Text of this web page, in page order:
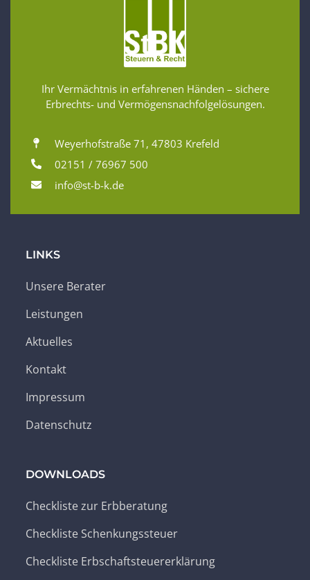
Ihr Vermächtnis in erfahrenen Händen – sichere
Erbrechts- und Vermögensnachfolgelösungen.
Weyerhofstraße 71, 47803 Krefeld
02151 / 76967 500
info@st-b-k.de
LINKS
Unsere Berater
Leistungen
Aktuelles
Kontakt
Impressum
Datenschutz
DOWNLOADS
Checkliste zur Erbberatung
Checkliste Schenkungssteuer
Checkliste Erbschaftsteuererklärung